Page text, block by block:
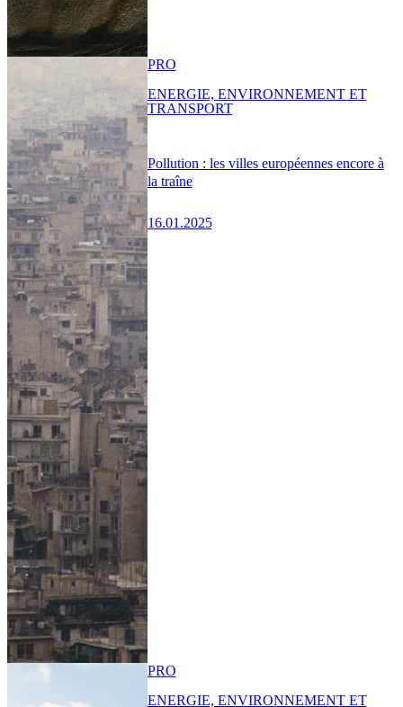
Pollution : les villes européennes encore à
la traîne
16.01.2025
PRO
ENERGIE, ENVIRONNEMENT ET
TRANSPORT
PRO
ENERGIE, ENVIRONNEMENT ET